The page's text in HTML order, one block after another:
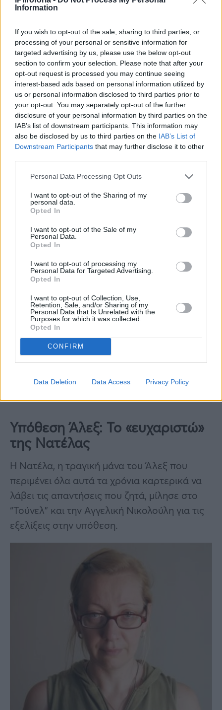
Information
If you wish to opt-out of the sale, sharing to third parties, or
processing of your personal or sensitive information for
targeted advertising by us, please use the below opt-out
section to confirm your selection. Please note that after your
opt-out request is processed you may continue seeing
interest-based ads based on personal information utilized by
us or personal information disclosed to third parties prior to
your opt-out. You may separately opt-out of the further
disclosure of your personal information by third parties on the
IAB’s list of downstream participants. This information may
also be disclosed by us to third parties on the IAB’s List of
Downstream Participants that may further disclose it to other
Personal Data Processing Opt Outs
I want to opt-out of the Sharing of my
personal data.
Opted In
I want to opt-out of the Sale of my
Personal Data.
Opted In
I want to opt-out of processing my
Personal Data for Targeted Advertising.
Opted In
I want to opt-out of Collection, Use,
Retention, Sale, and/or Sharing of my
Personal Data that Is Unrelated with the
Purposes for which it was collected.
Opted In
CONFIRM
Data Deletion Data Access Privacy Policy
το τηλεοπτικό κοινό με μία δήλωσή της.
«Εάν σας χτυπήσει την πόρτα η αστυνομία, με
εντολή εισαγγελέα, ανοίξτε, γιατί εν αγνοία
σας έχει διαπραχθεί ένα έγκλημα στην αυλή
σας. Δεν χρειάζεται να πούμε πολλά, αλλά
ξέρετε», συμπλήρωσε η δημοσιογράφος.
Υπόθεση Άλεξ: Το «ευχαριστώ»
της Νατέλας
Η Νατέλα, η τραγική μάνα του Άλεξ που
περιμένει όλα αυτά τα χρόνια καρτερικά να
λάβει τις απαντήσεις που ζητά, μίλησε στο
“Τούνελ” και την Αγγελική Νικολούλη για τις
εξελίξεις στην υπόθεση.